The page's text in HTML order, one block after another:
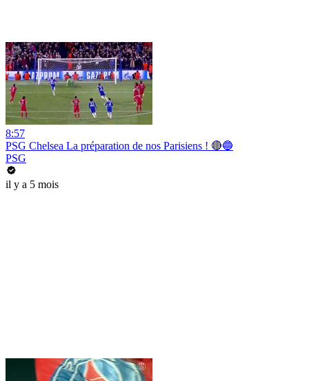
8:57
PSG Chelsea La préparation de nos Parisiens ! 🔴🔵
PSG
il y a 5 mois